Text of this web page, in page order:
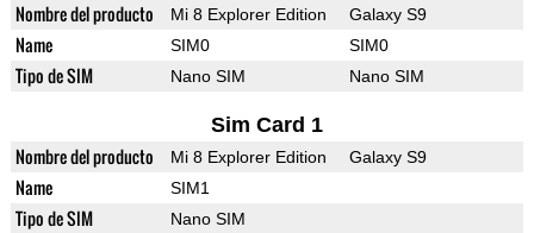
Nombre del producto Mi 8 Explorer Edition Galaxy S9
Name SIM0 SIM0
Tipo de SIM Nano SIM Nano SIM
Sim Card 1
Nombre del producto Mi 8 Explorer Edition Galaxy S9
Name SIM1
Tipo de SIM Nano SIM